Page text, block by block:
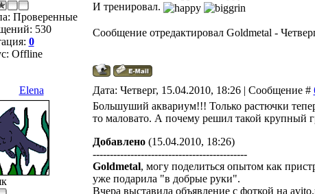
Проверенные
530
0
Offline
И тренировал.
Сообщение отредактировал Goldmetal -
Elena Дата: Четверг, 15.04.2010, 18:26 | Сообщение #
Большуший аквариум!!! Только растючки
то маловато. А почему решил такой крупный
Добавлено(15.04.2010, 18:26)
---------------------------------------------
Goldmetal, могу поделиться опытом как
уже подарила "в добрые руки".
Вчера выставила объявление с фоткой на